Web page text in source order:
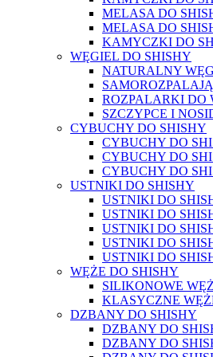
MELASA DO
MELASA DO
KAMYCZKI DO
WĘGIEL DO SHISHY
NATURALNY
ROZPALARKI DO
SZCZYPCE I
CYBUCHY DO SHISHY
CYBUCHY DO
CYBUCHY DO
CYBUCHY DO
USTNIKI DO SHISHY
USTNIKI DO
USTNIKI DO
USTNIKI DO
USTNIKI DO
USTNIKI DO
WĘŻE DO SHISHY
SILIKONOWE
KLASYCZNE
DZBANY DO SHISHY
DZBANY DO
DZBANY DO